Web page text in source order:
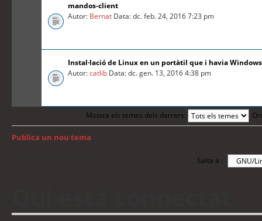
mandos-client
Autor: Bernat Data: dc. feb. 24, 2016 7:23 pm
Instal·lació de Linux en un portàtil que i havia
Autor:catlib Data: dc. gen. 13, 2016 4:38 pm
Mostra els temes dels darrers:
Publica un nou tema
Salta a :